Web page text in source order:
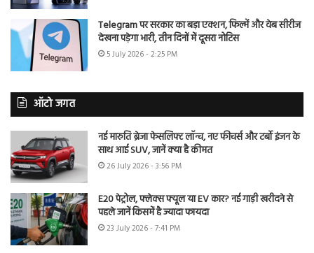
Telegram पर सरकार का बड़ा एक्शन, फिल्में और वेब सीरीज
देखना पड़ेगा भारी, तीन दिनों में दूसरा नोटिस
5 July 2026 - 2:25 PM
ऑटो जगत
नई मारुति ब्रेजा फेसलिफ्ट लॉन्च, नए फीचर्स और टर्बो इंजन के
साथ आई SUV, जानें क्या है कीमत
26 July 2026 - 3:56 PM
E20 पेट्रोल, फ्लेक्स फ्यूल या EV कार? नई गाड़ी खरीदने से
पहले जानें किसमें है ज्यादा फायदा
23 July 2026 - 7:41 PM